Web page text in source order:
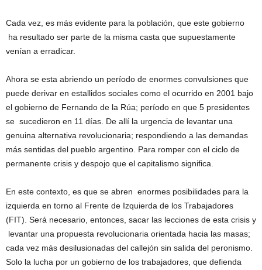
Cada vez, es más evidente para la población, que este gobierno
ha resultado ser parte de la misma casta que supuestamente
venían a erradicar.
Ahora se esta abriendo un período de enormes convulsiones que
puede derivar en estallidos sociales como el ocurrido en 2001 bajo
el gobierno de Fernando de la Rúa; período en que 5 presidentes
se sucedieron en 11 días. De allí la urgencia de levantar una
genuina alternativa revolucionaria; respondiendo a las demandas
más sentidas del pueblo argentino. Para romper con el ciclo de
permanente crisis y despojo que el capitalismo significa.
En este contexto, es que se abren enormes posibilidades para la
izquierda en torno al Frente de Izquierda de los Trabajadores
(FIT). Será necesario, entonces, sacar las lecciones de esta crisis y
levantar una propuesta revolucionaria orientada hacia las masas;
cada vez más desilusionadas del callejón sin salida del peronismo.
Solo la lucha por un gobierno de los trabajadores, que defienda